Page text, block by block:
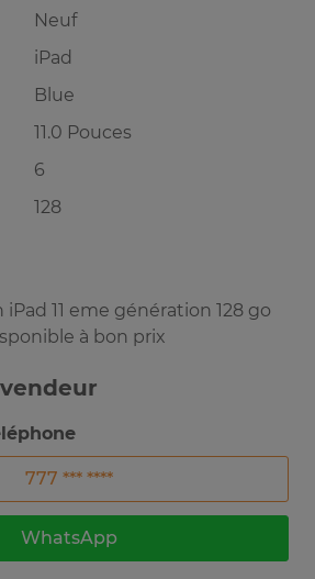
Neuf
iPad
Blue
11.0 Pouces
6
128
11 eme génération 128 go
à bon prix
777 *** ****
WhatsApp